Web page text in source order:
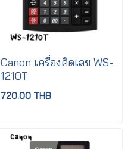
Canon เครื่องคิดเลข WS-
1210T
720.00 THB